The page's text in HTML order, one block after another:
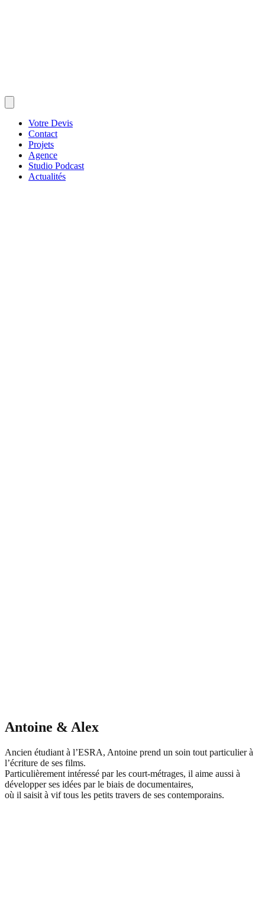
Votre Devis
Contact
Projets
Agence
Studio Podcast
Actualités
Antoine & Alex
Ancien étudiant à l’ESRA, Antoine prend un soin tout particulier à
l’écriture de ses films.
Particulièrement intéressé par les court-métrages, il aime aussi à
développer ses idées par le biais de documentaires,
où il saisit à vif tous les petits travers de ses contemporains.